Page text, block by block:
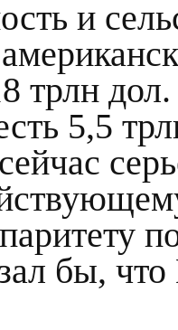
и
трлн
5,5
бы,